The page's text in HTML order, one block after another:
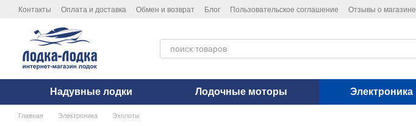
Перейти к основному контенту
Контакты Оплата и доставка Обмен и возврат Блог Пользовательское соглашение Отзывы о магазине
Надувные лодки Лодочные моторы Электроника
Главная Электроника Эхолоты